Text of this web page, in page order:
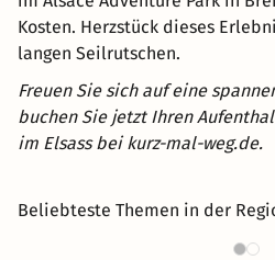
Kosten. Herzstück dieses
langen Seilrutschen.
Freuen Sie sich auf eine
buchen Sie jetzt Ihren
im Elsass bei kurz-mal-weg.de.
Beliebteste Themen in der
Kurzurlaub im